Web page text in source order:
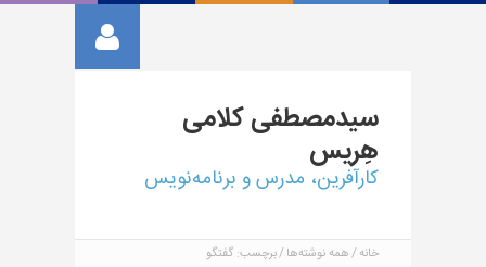
سیدمصطفیکلامی
هِریس
کارآفرین، مدرس و برنامه‌نویس
خانه همه نوشته‌ها برچسب: گفتگو